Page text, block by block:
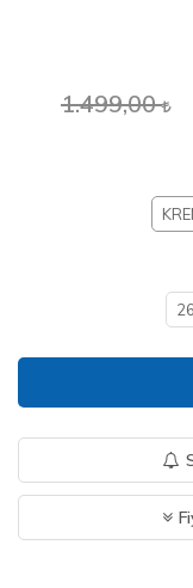
1.499,00
26